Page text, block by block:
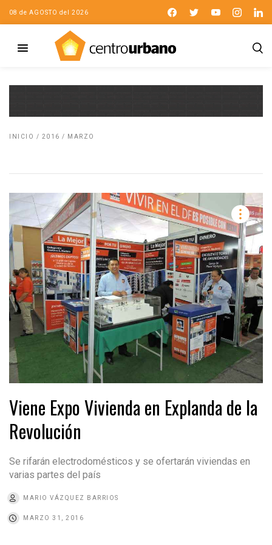
08 de AGOSTO del 2026
INICIO / 2016 / MARZO
Viene Expo Vivienda en Explanda de la
Revolución
Se rifarán electrodomésticos y se ofertarán viviendas en
varias partes del país
MARIO VÁZQUEZ BARRIOS
MARZO 31, 2016